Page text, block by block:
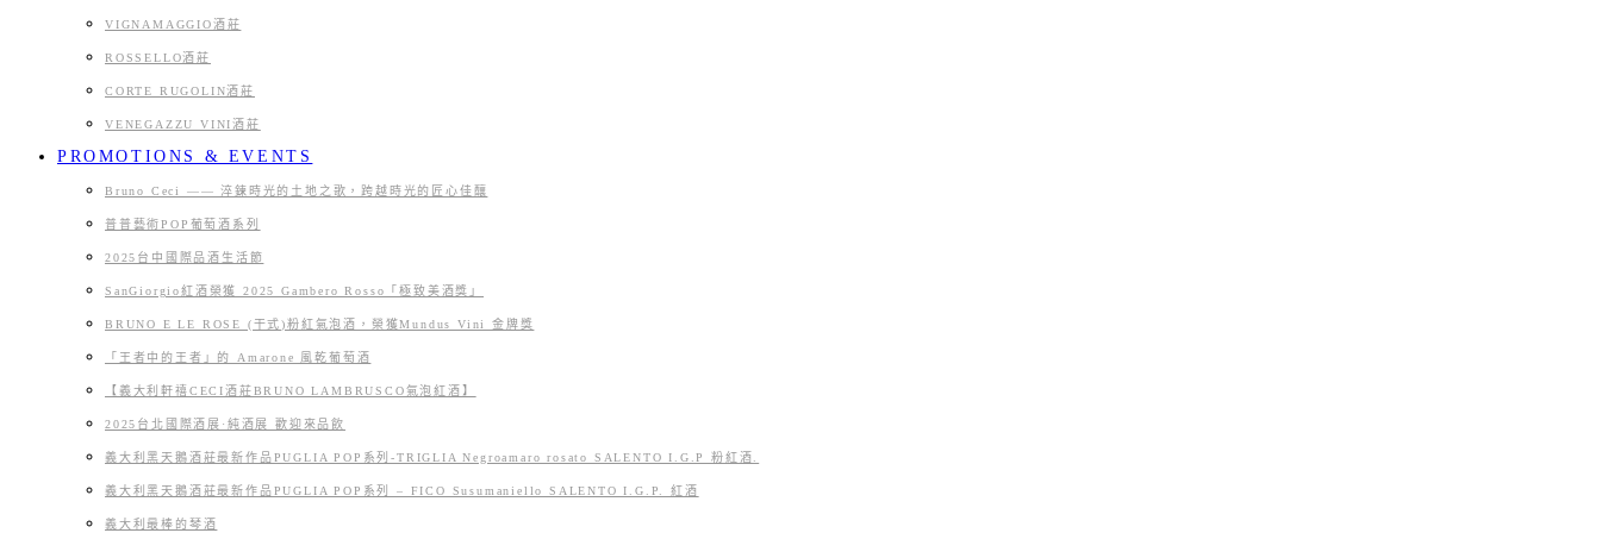
VIGNAMAGGIO酒莊
ROSSELLO酒莊
CORTE RUGOLIN酒莊
VENEGAZZU VINI酒莊
PROMOTIONS & EVENTS
Bruno Ceci —— 淬鍊時光的土地之歌，跨越時光的匠心佳釀
普普藝術POP葡萄酒系列
2025台中國際品酒生活節
SanGiorgio紅酒榮獲 2025 Gambero Rosso「極致美酒獎」
BRUNO E LE ROSE (干式)粉紅氣泡酒，榮獲Mundus Vini 金牌獎
「王者中的王者」的 Amarone 風乾葡萄酒
【義大利軒禧CECI酒莊BRUNO LAMBRUSCO氣泡紅酒】
2025台北國際酒展·純酒展 歡迎來品飲
義大利黑天鵝酒莊最新作品PUGLIA POP系列-TRIGLIA Negroamaro rosato SALENTO I.G.P 粉紅酒.
義大利黑天鵝酒莊最新作品PUGLIA POP系列 – FICO Susumaniello SALENTO I.G.P. 紅酒
義大利最棒的琴酒